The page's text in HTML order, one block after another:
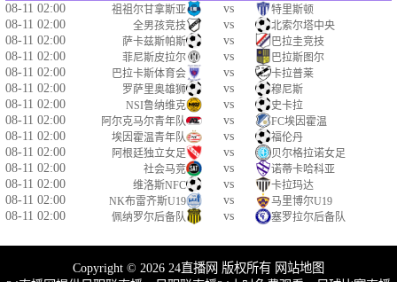
08-11 02:00 祖祖尔甘拿斯亚 vs 特里斯顿
08-11 02:00 全男孩竞技 vs 北索尔塔中央
08-11 02:00 萨卡兹斯帕斯 vs 巴拉圭竞技
08-11 02:00 菲尼斯皮拉尔 vs 巴拉斯图尔
08-11 02:00 巴拉卡斯体育会 vs 卡拉普莱
08-11 02:00 罗萨里奥雄狮 vs 穆尼斯
08-11 02:00 NSI鲁纳维克 vs 史卡拉
08-11 02:00 阿尔克马尔青年队 vs FC埃因霍温
08-11 02:00 埃因霍温青年队 vs 福伦丹
08-11 02:00 阿根廷独立女足 vs 贝尔格拉诺女足
08-11 02:00 社会马竞 vs 诺蒂卡哈科亚
08-11 02:00 维洛斯NFC vs 卡拉玛达
08-11 02:00 NK布雷齐斯U19 vs 马里博尔U19
08-11 02:00 佩纳罗尔后备队 vs 塞罗拉尔后备队
Copyright © 2026 24直播网 版权所有 网站地图